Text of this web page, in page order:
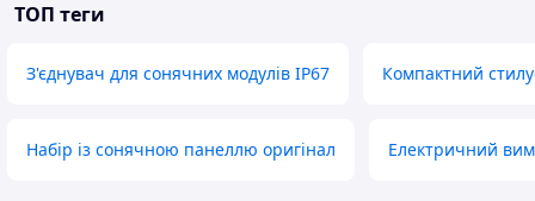
ТОП теги
З'єднувач для сонячних модулів IP67 Компактний
Набір із сонячною панеллю оригінал Електричний